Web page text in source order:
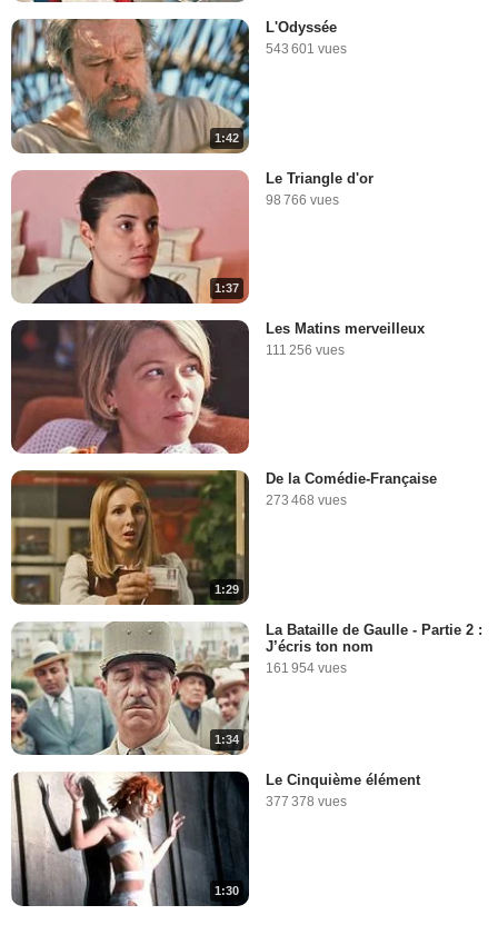
1:42
L'Odyssée
543 601 vues
1:37
Le Triangle d'or
98 766 vues
Les Matins merveilleux
111 256 vues
1:29
De la Comédie-Française
273 468 vues
1:34
La Bataille de Gaulle - Partie 2 :
J’écris ton nom
161 954 vues
1:30
Le Cinquième élément
377 378 vues